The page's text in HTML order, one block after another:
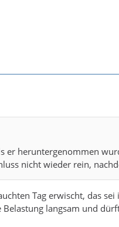
er heruntergenommen
nicht wieder rein,
Tag erwischt, das
langsam und